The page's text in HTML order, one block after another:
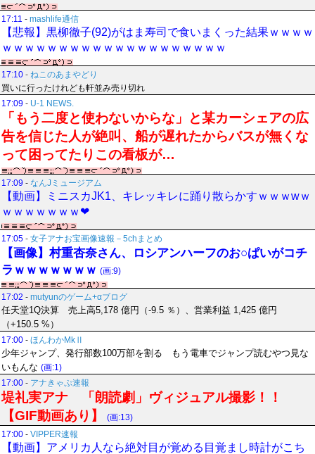
17:11 - mashlife通信
【悲報】黒柳徹子(92)がはま寿司で食いまくった結果ｗｗｗｗ
ｗｗｗｗｗｗｗｗｗｗｗｗｗｗｗｗｗｗｗｗ
17:10 - ねこのあまやどり
買いに行ったけれども軒並み売り切れ
17:09 - U-1 NEWS.
「もう二度と使わないからな」と某カーシェアの広
告を信じた人が絶叫、船が遅れたからバスが無くな
って困ってたりこの看板が…
17:09 - なんJミュージアム
【動画】ミニスカJK1、キレッキレに踊り散らかすｗｗｗwｗ
ｗｗｗｗｗｗｗ❤
17:05 - 女子アナお宝画像速報－5chまとめ
【画像】村重杏奈さん、ロシアンハーフのお○ぱいがコチ
ラｗｗｗｗｗｗｗ (画:9)
17:02 - mutyunのゲーム+αブログ
任天堂1Q決算 売上高5,178 億円（-9.5 ％）、営業利益 1,425 億円
（+150.5 %）
17:00 - ほんわかMkⅡ
少年ジャンプ、発行部数100万部を割る もう電車でジャンプ読むやつ見な
いもんな (画:1)
17:00 - アナきゃぷ速報
堤礼実アナ 「朗読劇」ヴィジュアル撮影！！
【GIF動画あり】
(画:13)
17:00 - VIPPER速報
【動画】アメリカ人なら絶対目が覚める目覚まし時計がこち